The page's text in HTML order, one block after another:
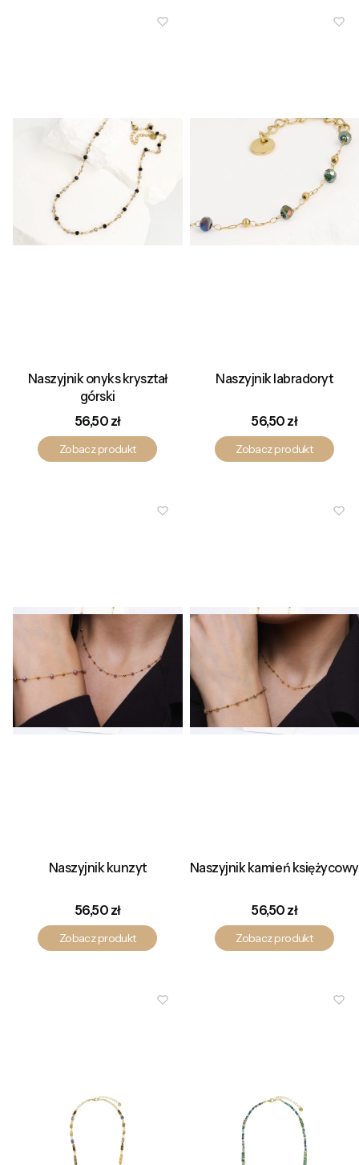
Naszyjnik onyks kryształ
górski
Cena
56,50 zł
Zobacz produkt
Naszyjnik labradoryt
Cena
56,50 zł
Zobacz produkt
Naszyjnik kunzyt
Cena
56,50 zł
Zobacz produkt
Naszyjnik kamień księżycowy
Cena
56,50 zł
Zobacz produkt